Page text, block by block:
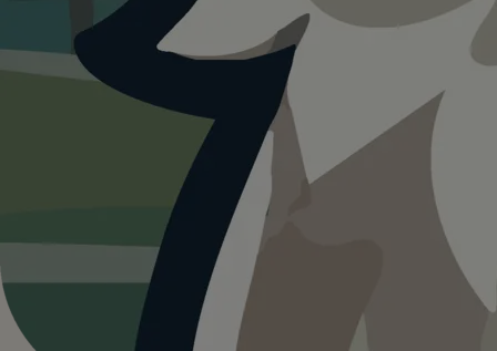
Heute ist ein guter Tagfür
Kuckucksstube Titisee.
19°C und bedeckt. Kein Regen und kein direktes
Sonnenlicht. Für Hunde oft die angenehmsten
OpenWeatherMap
4
1 BEWERTUNG